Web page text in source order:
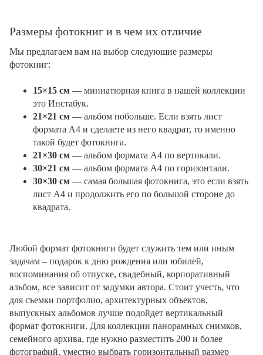
Размеры фотокниг и в чем их отличие
Мы предлагаем вам на выбор следующие размеры
фотокниг:
15×15 см — миниатюрная книга в нашей коллекции
это Инстабук.
21×21 см — альбом побольше. Если взять лист
формата А4 и сделаете из него квадрат, то именно
такой будет фотокнига.
21×30 см — альбом формата А4 по вертикали.
30×21 см — альбом формата А4 по горизонтали.
30×30 см — самая большая фотокнига, это если взять
лист А4 и продолжить его по большой стороне до
квадрата.
Любой формат фотокниги будет служить тем или иным
задачам – подарок к дню рождения или юбилей,
воспоминания об отпуске, свадебный, корпоративный
альбом, все зависит от задумки автора. Стоит учесть, что
для съемки портфолио, архитектурных объектов,
выпускных альбомов лучше подойдет вертикальный
формат фотокниги. Для коллекции панорамных снимков,
семейного архива, где нужно разместить 200 и более
фотографий, уместно выбрать горизонтальный размер